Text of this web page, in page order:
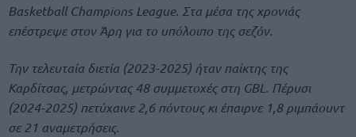
Basketball Champions League. Στα μέσα της χρονιάς
επέστρεψε στον Άρη για το υπόλοιπο της σεζόν.
Την τελευταία διετία (2023-2025) ήταν παίκτης της
Καρδίτσας, μετρώντας 48 συμμετοχές στη GBL. Πέρυσι
(2024-2025) πετύχαινε 2,6 πόντους κι έπαιρνε 1,8 ριμπάουντ
σε 21 αναμετρήσεις.